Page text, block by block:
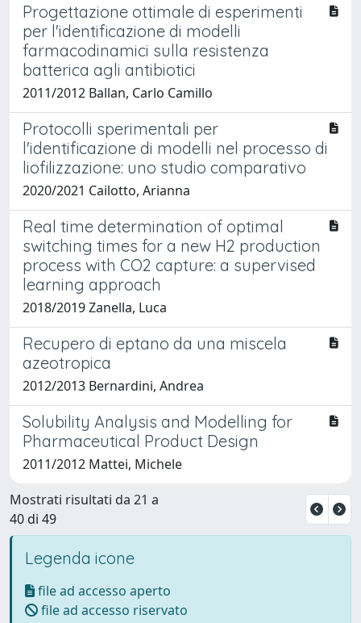
Progettazione ottimale di esperimenti
per l'identificazione di modelli
farmacodinamici sulla resistenza
batterica agli antibiotici
2011/2012 Ballan, Carlo Camillo
Protocolli sperimentali per
l'identificazione di modelli nel processo di
liofilizzazione: uno studio comparativo
2020/2021 Cailotto, Arianna
Real time determination of optimal
switching times for a new H2 production
process with CO2 capture: a supervised
learning approach
2018/2019 Zanella, Luca
Recupero di eptano da una miscela
azeotropica
2012/2013 Bernardini, Andrea
Solubility Analysis and Modelling for
Pharmaceutical Product Design
2011/2012 Mattei, Michele
Mostrati risultati da 21 a
40 di 49
Legenda icone
file ad accesso aperto
file ad accesso riservato